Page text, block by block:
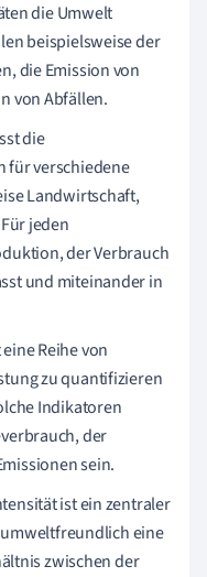
die Umwelt
beispielsweise der
die Emission von
von Abfällen.
die
für verschiedene
Landwirtschaft,
jeden
der Verbrauch
und miteinander in
Reihe von
zu quantifizieren
Indikatoren
der
sein.
ist ein zentraler
umweltfreundlich eine
zwischen der